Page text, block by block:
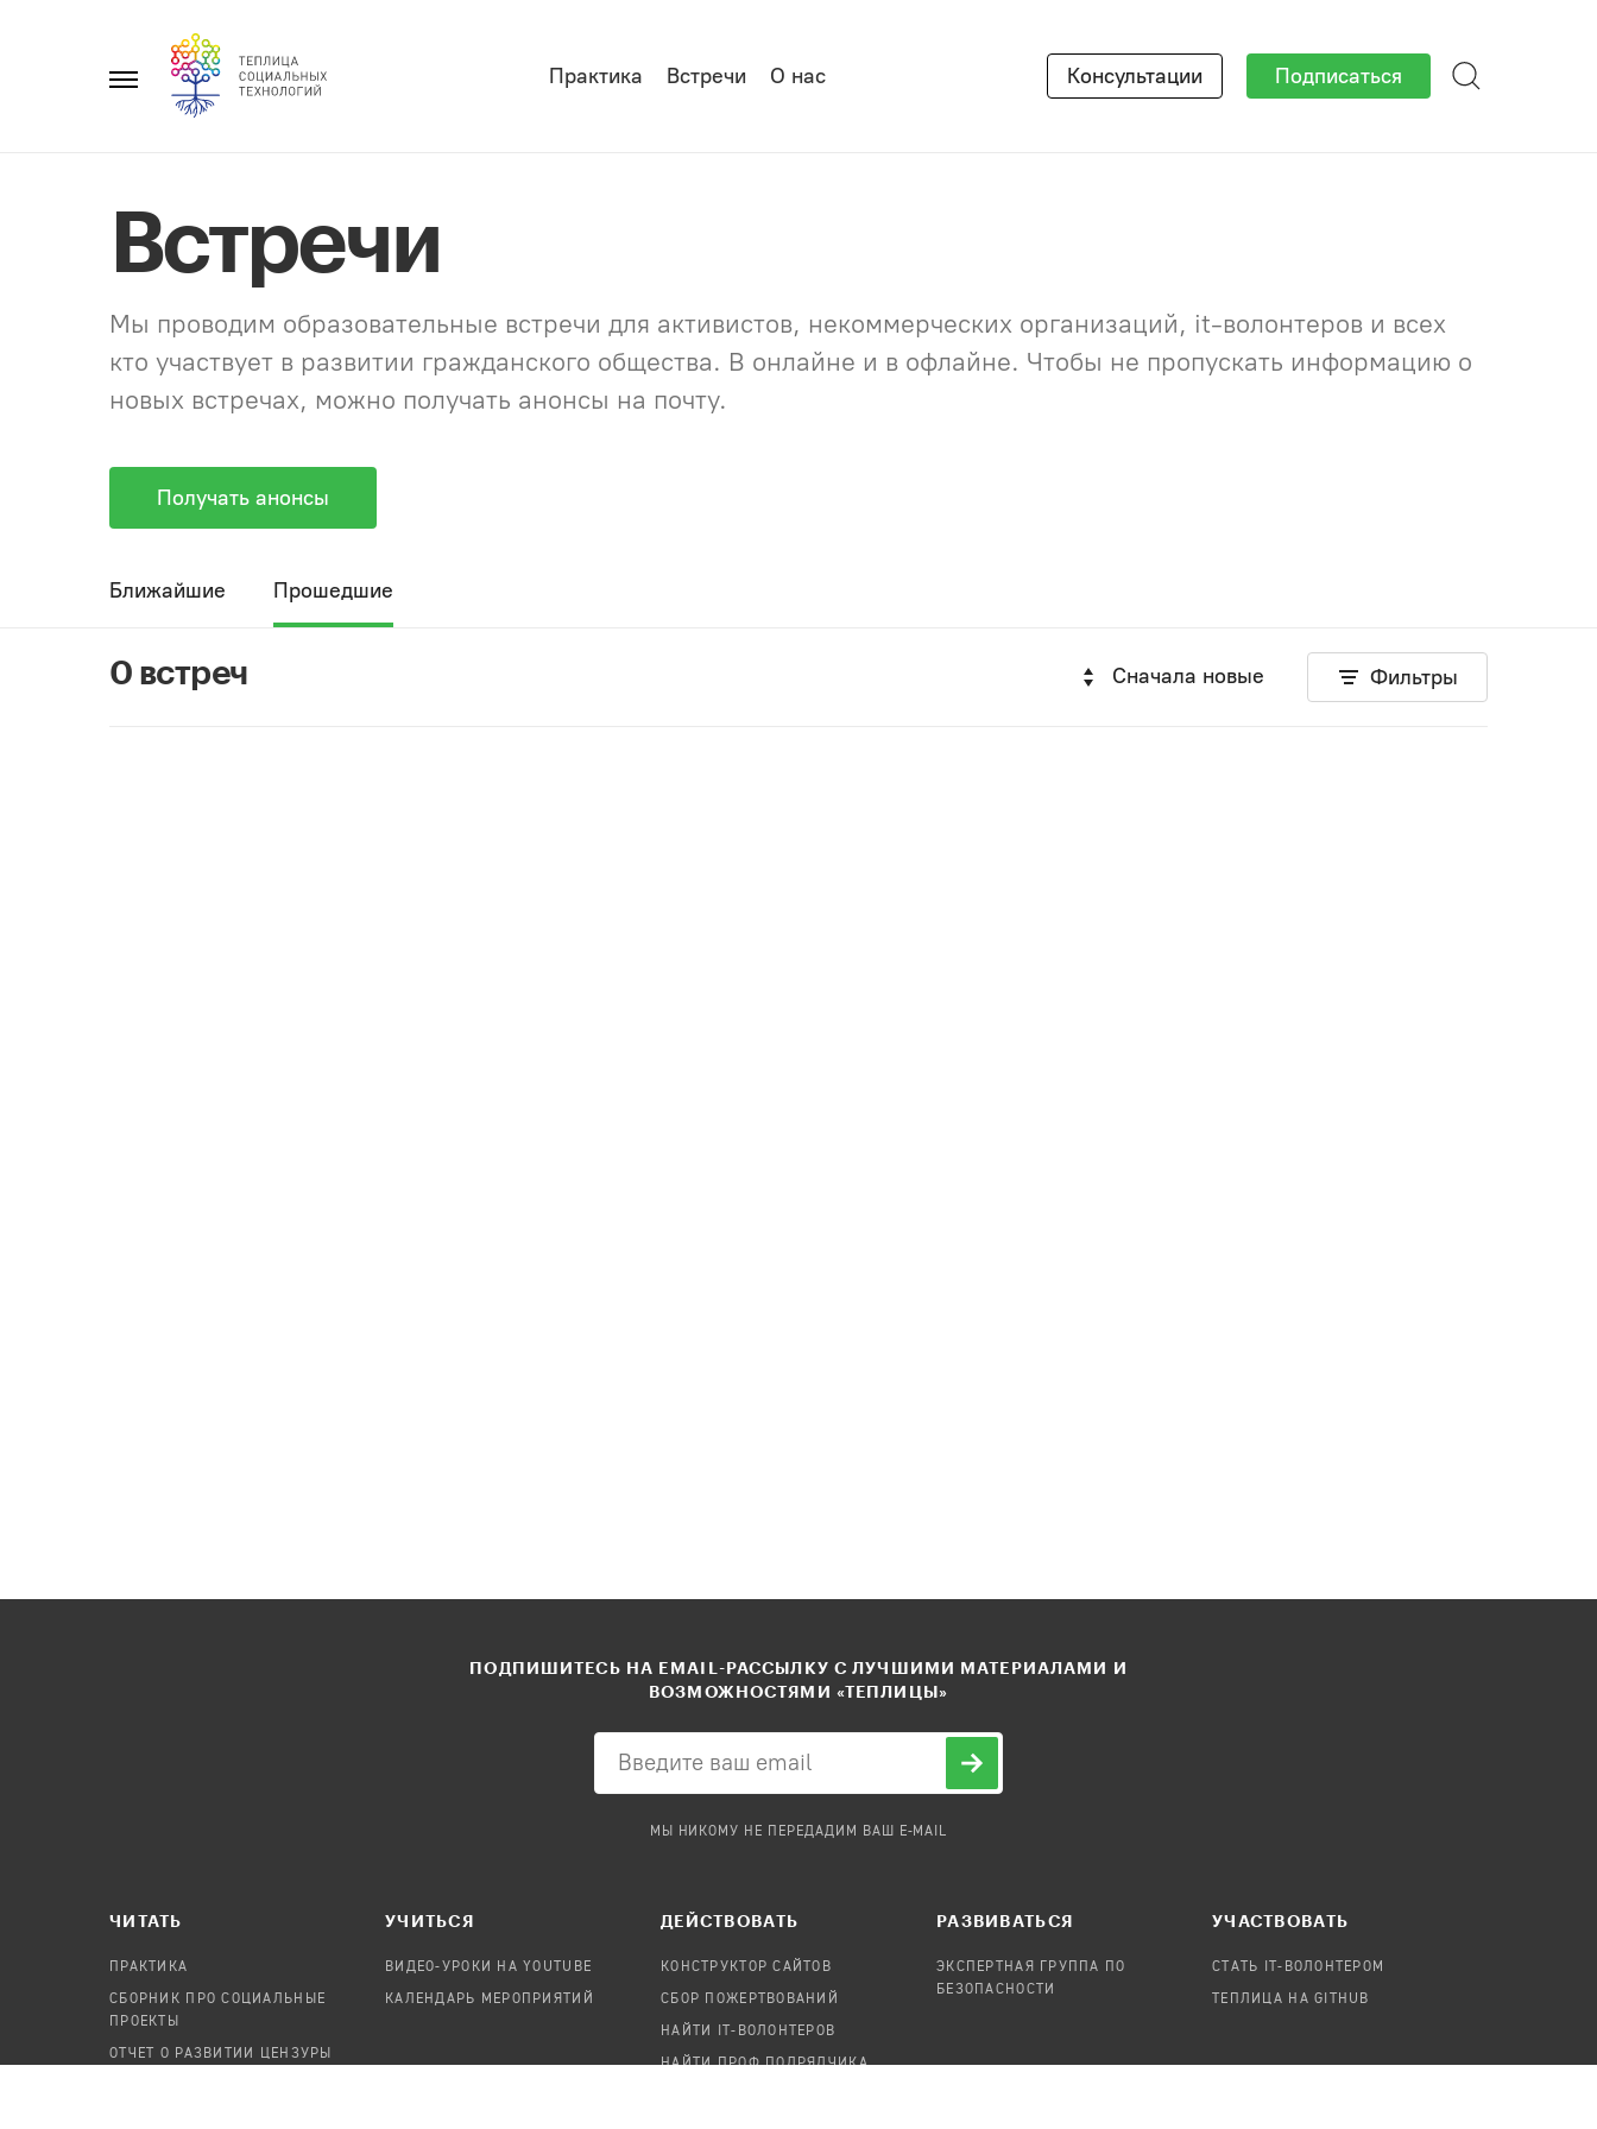
Главное
Практика Встречи О нас Консультации Подписаться
Встречи
Мы проводим образовательные встречи для активистов, некоммерческих организаций, it-волонтеров и всех
кто участвует в развитии гражданского общества. В онлайне и в офлайне. Чтобы не пропускать информацию о
новых встречах, можно получать анонсы на почту.
Получать анонсы
Ближайшие Прошедшие
0 встреч Сначала новые Фильтры
ПОДПИШИТЕСЬ НА EMAIL-РАССЫЛКУ С ЛУЧШИМИ МАТЕРИАЛАМИ И
ВОЗМОЖНОСТЯМИ «ТЕПЛИЦЫ»
МЫ НИКОМУ НЕ ПЕРЕДАДИМ ВАШ E-MAIL
ЧИТАТЬ
ПРАКТИКА
СБОРНИК ПРО СОЦИАЛЬНЫЕ
ПРОЕКТЫ
ОТЧЕТ О РАЗВИТИИ ЦЕНЗУРЫ
УЧИТЬСЯ
ВИДЕО-УРОКИ НА YOUTUBE
КАЛЕНДАРЬ МЕРОПРИЯТИЙ
ДЕЙСТВОВАТЬ
КОНСТРУКТОР САЙТОВ
СБОР ПОЖЕРТВОВАНИЙ
НАЙТИ IT-ВОЛОНТЕРОВ
НАЙТИ ПРОФ.ПОДРЯДЧИКА
РАЗВИВАТЬСЯ
ЭКСПЕРТНАЯ ГРУППА ПО
БЕЗОПАСНОСТИ
УЧАСТВОВАТЬ
СТАТЬ IT-ВОЛОНТЕРОМ
ТЕПЛИЦА НА GITHUB